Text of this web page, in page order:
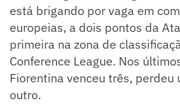
está brigando por vaga em
europeias, a dois pontos da
primeira na zona de
Conference League. Nos
Fiorentina venceu três, perdeu
outro.